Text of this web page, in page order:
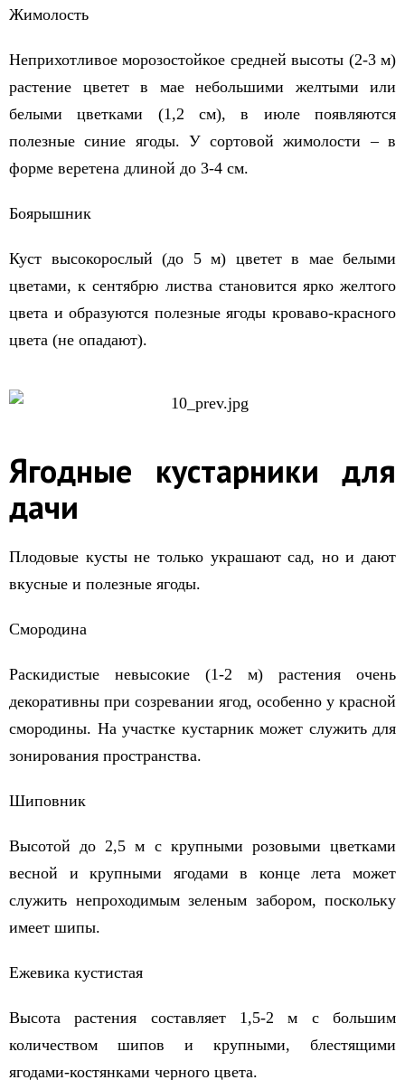
Жимолость
Неприхотливое морозостойкое средней высоты (2-3 м)
растение цветет в мае небольшими желтыми или
белыми цветками (1,2 см), в июле появляются
полезные синие ягоды. У сортовой жимолости – в
форме веретена длиной до 3-4 см.
Боярышник
Куст высокорослый (до 5 м) цветет в мае белыми
цветами, к сентябрю листва становится ярко желтого
цвета и образуются полезные ягоды кроваво-красного
цвета (не опадают).
Ягодные кустарники для
дачи
Плодовые кусты не только украшают сад, но и дают
вкусные и полезные ягоды.
Смородина
Раскидистые невысокие (1-2 м) растения очень
декоративны при созревании ягод, особенно у красной
смородины. На участке кустарник может служить для
зонирования пространства.
Шиповник
Высотой до 2,5 м с крупными розовыми цветками
весной и крупными ягодами в конце лета может
служить непроходимым зеленым забором, поскольку
имеет шипы.
Ежевика кустистая
Высота растения составляет 1,5-2 м с большим
количеством шипов и крупными, блестящими
ягодами-костянками черного цвета.